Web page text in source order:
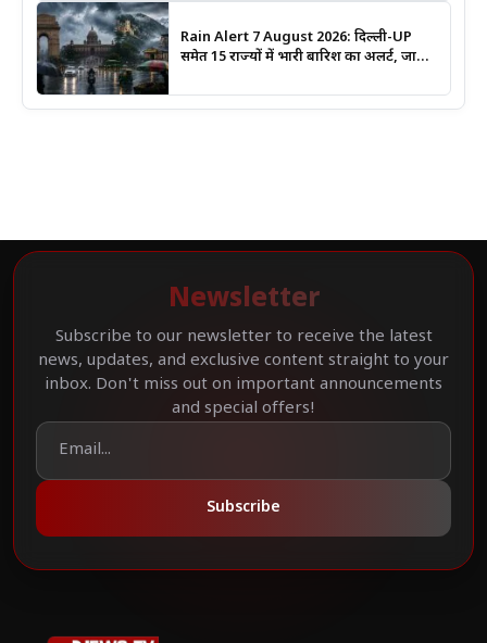
Rain Alert 7 August 2026: दिल्ली-UP
समेत 15 राज्यों में भारी बारिश का अलर्ट, जानिए
Newsletter
Subscribe to our newsletter to receive the latest
news, updates, and exclusive content straight to your
inbox. Don't miss out on important announcements
and special offers!
Subscribe